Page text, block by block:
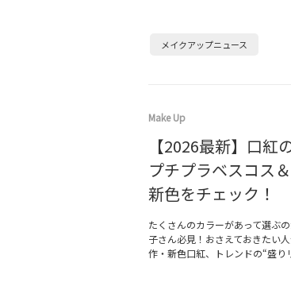
メイクアップニュース
Make Up
【2026最新】口紅
プチプラベスコス
新色をチェック！
たくさんのカラーがあって選ぶ
子さん必見！おさえておきたい
作・新色口紅、トレンドの“盛